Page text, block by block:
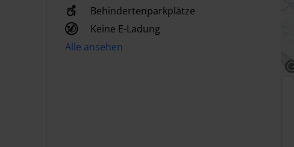
Behindertenparkplätze
Keine E-Ladung
Alle ansehen